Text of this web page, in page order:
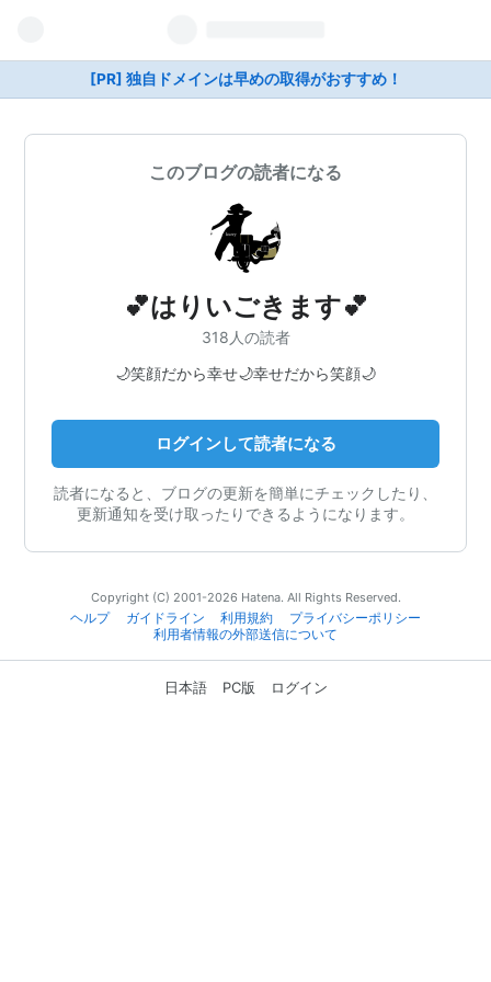
[PR] 独自ドメインは早めの取得がおすすめ！
このブログの読者になる
💕はりいごきます💕
318人の読者
🌙笑顔だから幸せ🌙幸せだから笑顔🌙
ログインして読者になる
読者になると、ブログの更新を簡単にチェックしたり、
更新通知を受け取ったりできるようになります。
Copyright (C) 2001-2026 Hatena. All Rights Reserved.
ヘルプ
ガイドライン 利用規約
プライバシーポリシー
利用者情報の外部送信について
日本語 PC版 ログイン